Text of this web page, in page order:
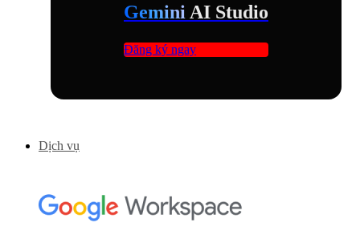
Gemini AI Studio
Đăng ký ngay
Dịch vụ